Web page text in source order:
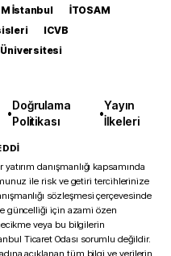
İstanbul
İTOSAM
ICVB
•
Doğrulama
Politikası
•
Yayın
İlkeleri
danışmanlığı kapsamında
ile risk ve getiri tercihlerinize
sözleşmesi çerçevesinde
güncelliği için azami özen
veya bu bilgilerin
Ticaret Odası sorumlu değildir.
açıklanan tüm bilgi ve verilerin